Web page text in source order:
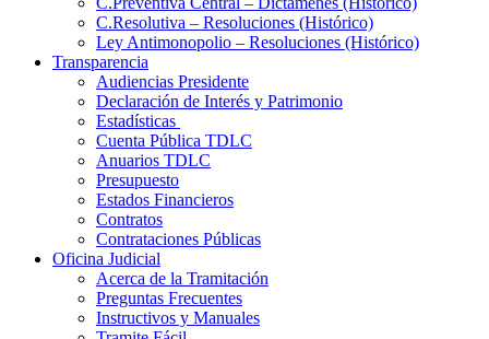
C.Resolutiva – Resoluciones (Histórico)
Ley Antimonopolio – Resoluciones (Histórico)
Transparencia
Audiencias Presidente
Declaración de Interés y Patrimonio
Estadísticas
Cuenta Pública TDLC
Anuarios TDLC
Presupuesto
Estados Financieros
Contratos
Contrataciones Públicas
Oficina Judicial
Acerca de la Tramitación
Preguntas Frecuentes
Instructivos y Manuales